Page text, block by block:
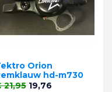
Orion
hd-m730
prijs
21,95 Prijs
19,76